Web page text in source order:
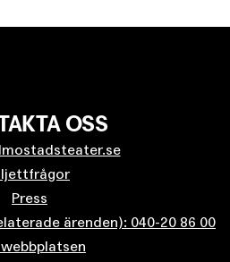
OSS
Press
ärenden): 040-20 86 00